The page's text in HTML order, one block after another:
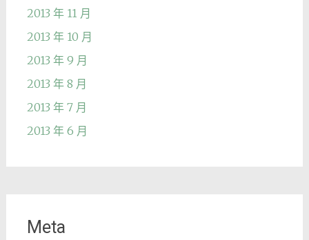
2013 年 11 月
2013 年 10 月
2013 年 9 月
2013 年 8 月
2013 年 7 月
2013 年 6 月
Meta